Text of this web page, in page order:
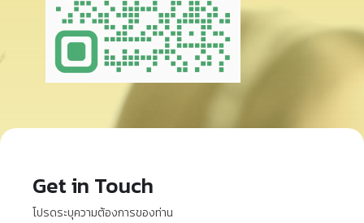
Get in Touch
โปรดระบุความต้องการของท่าน